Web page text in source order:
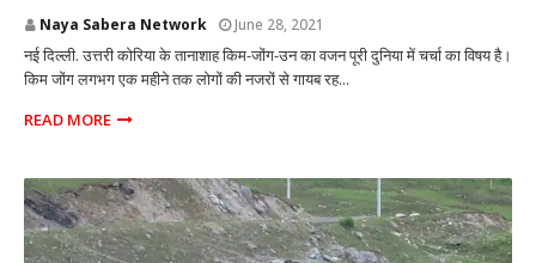
Naya Sabera Network June 28, 2021
नई दिल्ली. उत्तरी कोरिया के तानाशाह किम-जोंग-उन का वजन पूरी दुनिया में चर्चा का विषय है।
किम जोंग लगभग एक महीने तक लोगों की नजरों से गायब रह...
READ MORE